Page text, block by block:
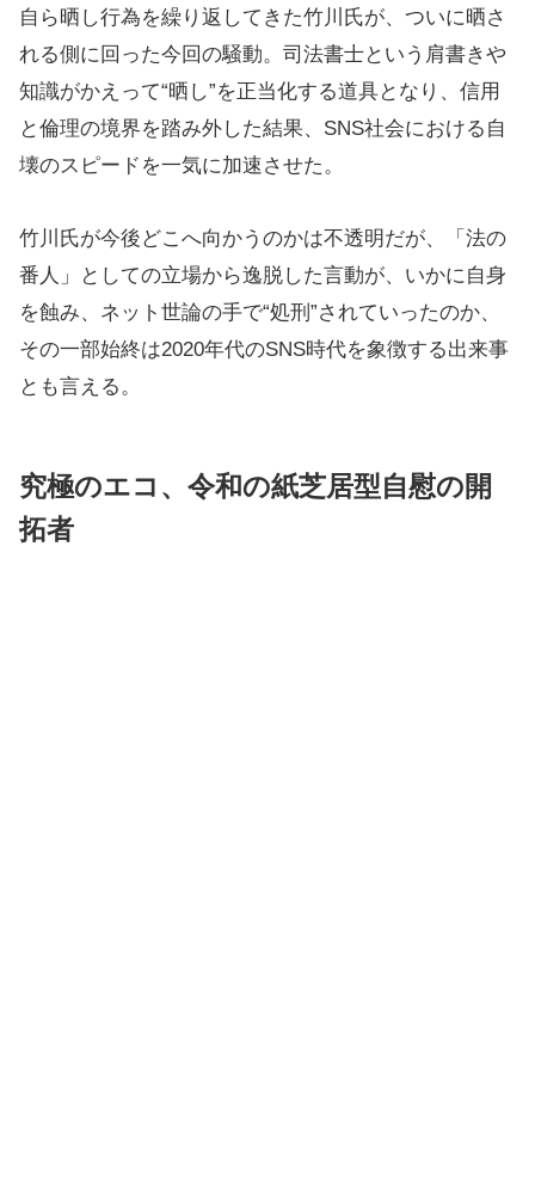
自ら晒し行為を繰り返してきた竹川氏が、ついに晒さ
れる側に回った今回の騒動。司法書士という肩書きや
知識がかえって“晒し”を正当化する道具となり、信用
と倫理の境界を踏み外した結果、SNS社会における自
壊のスピードを一気に加速させた。
竹川氏が今後どこへ向かうのかは不透明だが、「法の
番人」としての立場から逸脱した言動が、いかに自身
を蝕み、ネット世論の手で“処刑”されていったのか、
その一部始終は2020年代のSNS時代を象徴する出来事
とも言える。
究極のエコ、令和の紙芝居型自慰の開
拓者